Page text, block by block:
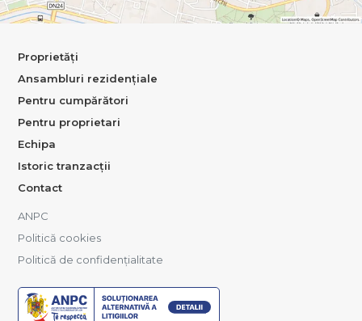
Proprietăți
Ansambluri rezidențiale
Pentru cumpărători
Pentru proprietari
Echipa
Istoric tranzacții
Contact
ANPC
Politică cookies
Politică de confidențialitate